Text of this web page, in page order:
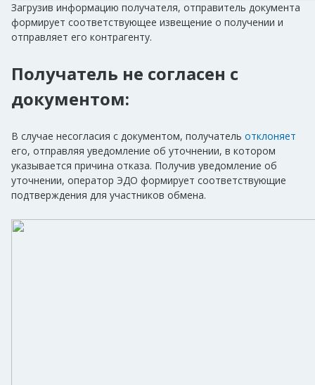
Загрузив информацию получателя, отправитель документа
формирует соответствующее извещение о получении и
отправляет его контрагенту.
Получатель не согласен с
документом:
В случае несогласия с документом, получатель отклоняет
его, отправляя уведомление об уточнении, в котором
указывается причина отказа. Получив уведомление об
уточнении, оператор ЭДО формирует соответствующие
подтверждения для участников обмена.